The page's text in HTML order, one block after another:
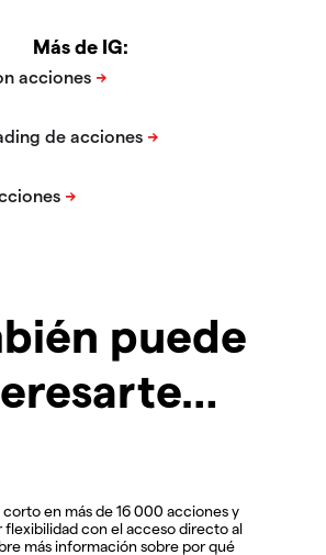
Más de IG:
puede
en más de 16 000 acciones y
flexibilidad con el acceso directo al
más información sobre por qué